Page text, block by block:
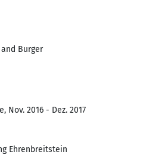
Burger
Nov. 2016 - Dez. 2017
Ehrenbreitstein